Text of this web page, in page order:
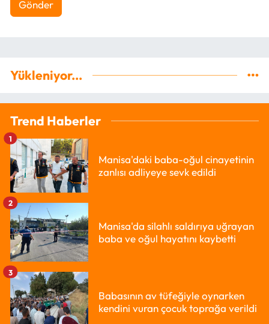
Gönder
Yükleniyor...
Trend Haberler
Manisa'daki baba-oğul cinayetinin
zanlısı adliyeye sevk edildi
1
Manisa'da silahlı saldırıya uğrayan
baba ve oğul hayatını kaybetti
2
Babasının av tüfeğiyle oynarken
kendini vuran çocuk toprağa verildi
3